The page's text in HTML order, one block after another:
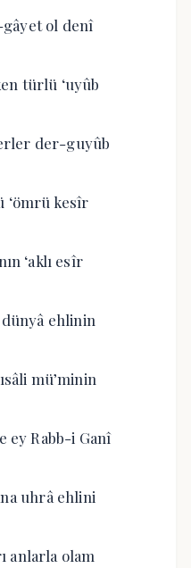
gâyet ol denî
türlü ‘uyûb
der-guyûb
‘ömrü kesîr
‘aklı esîr
ehlinin
mü’minin
ey Rabb-i Ganî
uhrâ ehlini
anlarla olam